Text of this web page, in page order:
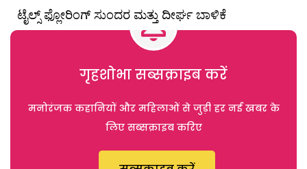
ಟೈಲ್ಸ್ ಫ್ಲೋರಿಂಗ್‌ ಸುಂದರ ಮತ್ತು ದೀರ್ಘ ಬಾಳಿಕೆ
गृहशोभा सब्सक्राइब करें
मनोरंजक कहानियों और महिलाओं से जुड़ी हर नई खबर के
लिए सब्सक्राइब करिए